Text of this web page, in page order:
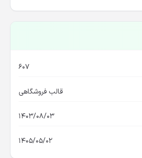
607
قالب فروشگاهی
1403/08/03
1405/05/02